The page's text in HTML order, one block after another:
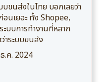
บขนส่งในไทย บอกเลยว่า
นเยอะ ทั้ง Shopee,
บบการทำงานที่หลาก
าระบบขนส่ง
.ค. 2024